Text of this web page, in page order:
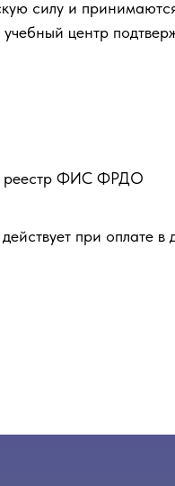
силу и
центр
реестр ФИС ФРДО
при оплате